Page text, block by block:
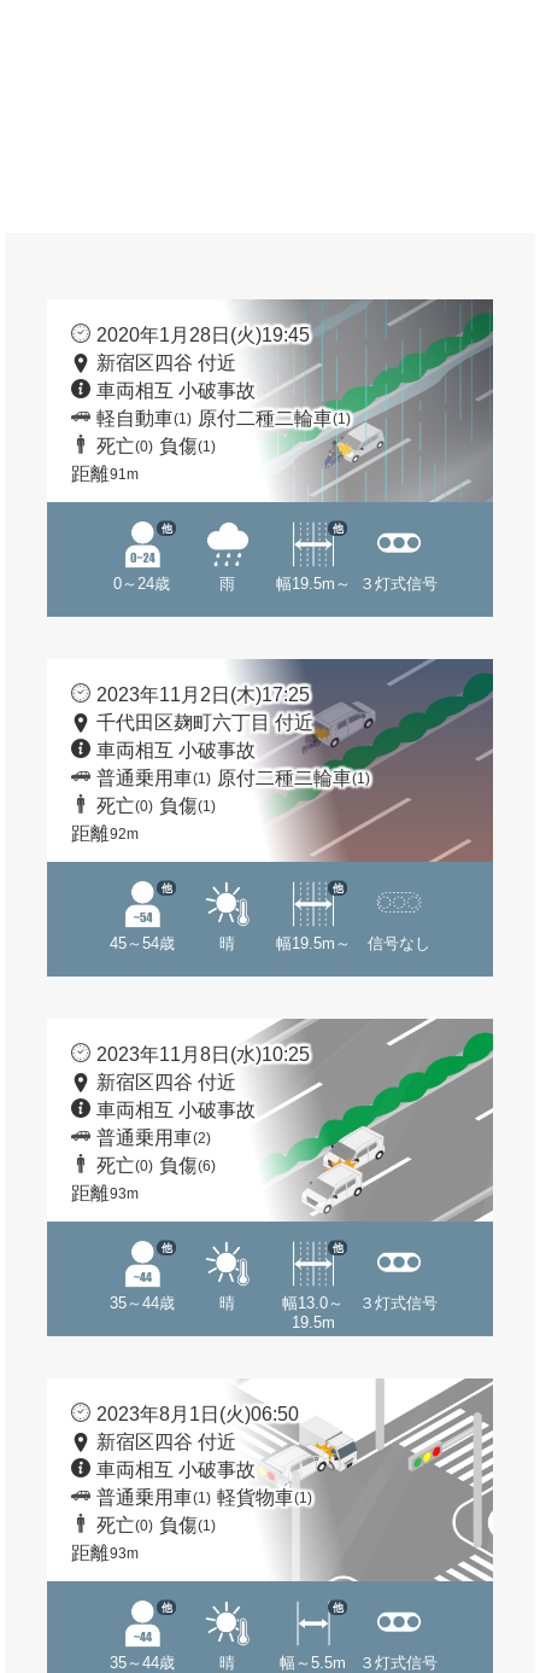
2020年1月28日(火)19:45
新宿区四谷 付近
車両相互 小破事故
軽自動車(1) 原付二種二輪車(1)
死亡(0) 負傷(1)
距離91m
0～24歳
他
雨 幅19.5m～
他
３灯式信号
2023年11月2日(木)17:25
千代田区麹町六丁目 付近
車両相互 小破事故
普通乗用車(1) 原付二種二輪車(1)
死亡(0) 負傷(1)
距離92m
45～54歳
他
晴 幅19.5m～
他
信号なし
2023年11月8日(水)10:25
新宿区四谷 付近
車両相互 小破事故
普通乗用車(2)
死亡(0) 負傷(6)
距離93m
35～44歳
他
晴
幅13.0～
19.5m
他
３灯式信号
2023年8月1日(火)06:50
新宿区四谷 付近
車両相互 小破事故
普通乗用車(1) 軽貨物車(1)
死亡(0) 負傷(1)
距離93m
35～44歳
他
晴 幅～5.5m
他
３灯式信号